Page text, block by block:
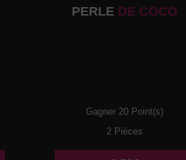
PERLE DE COCO
Gagner 20 Point(s)
2 Pièces